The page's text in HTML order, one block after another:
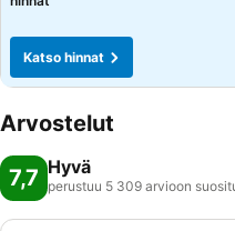
Katso hinnat
Arvostelut
7,7 Hyvä
perustuu 5 309 arvioon